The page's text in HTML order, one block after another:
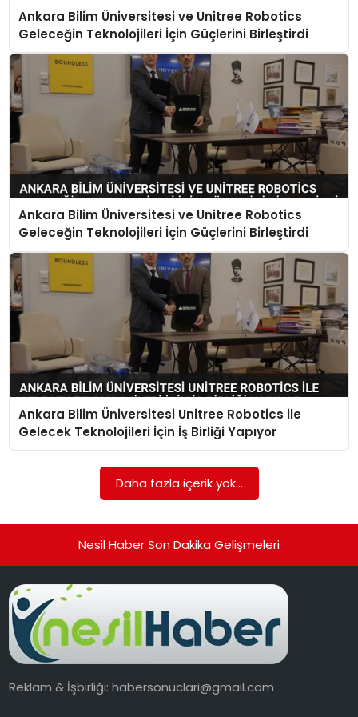
EKONOMI
MAGAZIN
TEKNOLOJI
Ankara Bilim Üniversitesi ve Unitree Robotics
Geleceğin Teknolojileri İçin Güçlerini Birleştirdi
Ankara Bilim Üniversitesi ve Unitree Robotics
Geleceğin Teknolojileri İçin Güçlerini Birleştirdi
Ankara Bilim Üniversitesi Unitree Robotics ile
Gelecek Teknolojileri İçin İş Birliği Yapıyor
Daha fazla içerik yok...
Nesil Haber Son Dakika Gelişmeleri
Reklam & İşbirliği:habersonuclari@gmail.com